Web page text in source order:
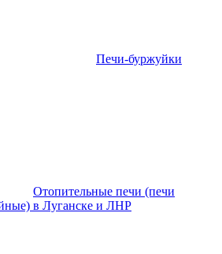
Печи-буржуйки
Отопительные печи (печи
в Луганске и ЛНР